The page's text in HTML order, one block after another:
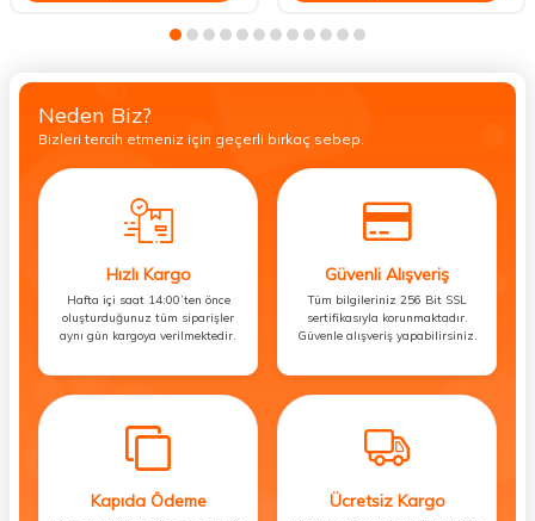
Neden Biz?
Bizleri tercih etmeniz için geçerli birkaç sebep.
Hızlı Kargo
Hafta içi saat 14:00’ten önce
oluşturduğunuz tüm siparişler
aynı gün kargoya verilmektedir.
Güvenli Alışveriş
Tüm bilgileriniz 256 Bit SSL
sertifikasıyla korunmaktadır.
Güvenle alışveriş yapabilirsiniz.
Kapıda Ödeme Ücretsiz Kargo